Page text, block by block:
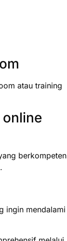
atau training
online
berkompeten
ingin mendalami